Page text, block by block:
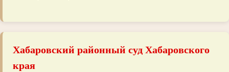
Хабаровский районный суд Хабаровского
края